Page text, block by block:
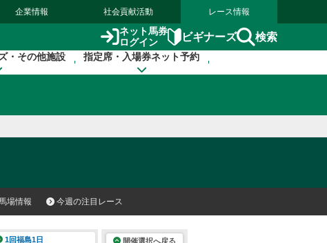
企業情報 社会貢献活動 レース情報
ネット馬券
ログイン
ビギナーズ 検索
・その他施設 指定席・入場券ネット予約
場情報 今週の注目レース
1回福島1日 開催選択へ戻る